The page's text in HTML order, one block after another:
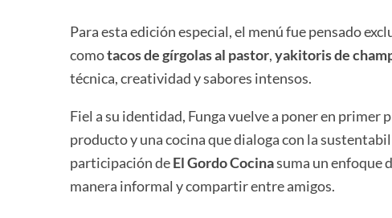
Para esta edición especial, el menú fue pensado
comotacos de gírgolas al pastor,yakitoris de
técnica, creatividad y sabores intensos.
Fiel a su identidad, Funga vuelve a poner en primer
producto y una cocina que dialoga con la
participación deEl Gordo Cocinasuma un enfoque
manera informal y compartir entre amigos.